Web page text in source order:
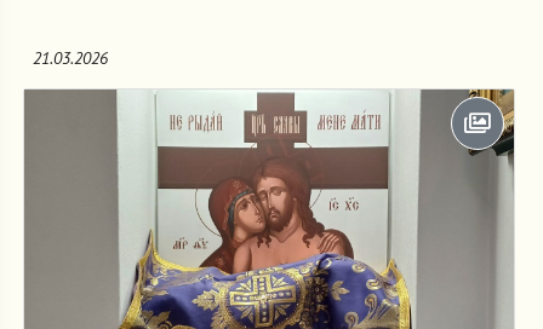
21.03.2026